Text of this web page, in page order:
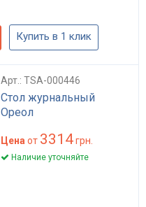
Купить в 1 клик
Арт.: TSA-000446
Стол журнальный
Ореол
Цена от 3314грн.
Наличие уточняйте